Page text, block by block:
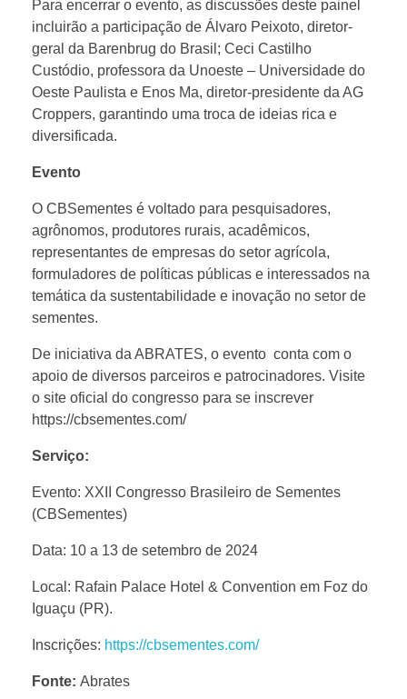
e
n
t
e
s
F
r
r
a
g
e
i
r
Para encerrar o evento, as discussões deste painel
incluirão a participação de Álvaro Peixoto, diretor-
geral da Barenbrug do Brasil; Ceci Castilho
Custódio, professora da Unoeste – Universidade do
Oeste Paulista e Enos Ma, diretor-presidente da AG
Croppers, garantindo uma troca de ideias rica e
diversificada.
Evento
O CBSementes é voltado para pesquisadores,
agrônomos, produtores rurais, acadêmicos,
representantes de empresas do setor agrícola,
formuladores de políticas públicas e interessados na
temática da sustentabilidade e inovação no setor de
sementes.
De iniciativa da ABRATES, o evento conta com o
apoio de diversos parceiros e patrocinadores. Visite
o site oficial do congresso para se inscrever
https://cbsementes.com/
Serviço:
Evento: XXII Congresso Brasileiro de Sementes
(CBSementes)
Data: 10 a 13 de setembro de 2024
Local: Rafain Palace Hotel & Convention em Foz do
Iguaçu (PR).
Inscrições: https://cbsementes.com/
Fonte: Abrates